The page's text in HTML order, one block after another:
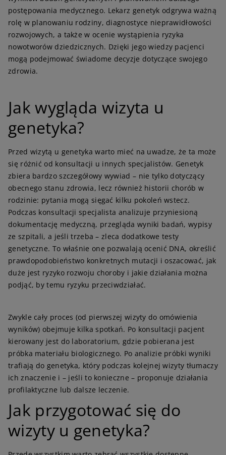
postępowania medycznego. Lekarz genetyk odgrywa ważną
rolę w planowaniu rodziny, diagnostyce nieprawidłowości
rozwojowych, a także w ocenie wystąpienia ryzyka
nowotworów dziedzicznych. Dzięki jego wiedzy pacjenci
mogą podejmować świadome decyzje dotyczące swojego
zdrowia.
Jak wygląda wizyta u
genetyka?
Przed wizytą u genetyka warto mieć na uwadze, że ta może
się różnić od konsultacji u innych specjalistów. Genetyk
zbiera bardzo szczegółowy wywiad – nie tylko dotyczący
obecnego stanu zdrowia, lecz również historii chorób w
rodzinie: pytania mogą sięgać kilku pokoleń wstecz.
Podczas konsultacji specjalista analizuje przyniesioną
dokumentację medyczną, przegląda wyniki badań, wypisy
ze szpitali, a jeśli trzeba – zleca dodatkowe testy
genetyczne. To właśnie one pozwalają ocenić DNA, określić
prawdopodobieństwo konkretnych mutacji i oszacować, jak
duże jest ryzyko rozwoju choroby i jakie działania można
podjąć, by temu ryzyku przeciwdziałać.
Zwykle cały proces (od pierwszej wizyty do omówienia
wyników) obejmuje kilka spotkań. Po konsultacji pacjent
kierowany jest do laboratorium, gdzie pobierana jest
próbka materiału biologicznego. Po analizie próbki wyniki
trafiają do genetyka, który podczas kolejnej wizyty tłumaczy
ich znaczenie i – jeśli to konieczne – proponuje działania
profilaktyczne lub dalsze leczenie.
Jak przygotować się do
wizyty u genetyka?